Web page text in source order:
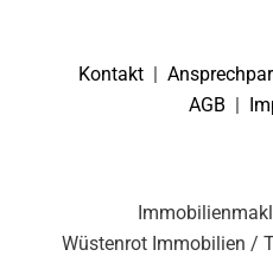
Kontakt
AGB
Wüstenrot Immobilien /